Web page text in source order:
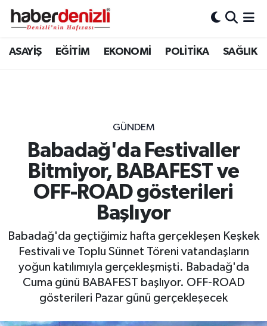
ASAYİŞ EĞİTİM EKONOMİ POLİTİKA SAĞLIK
GÜNDEM
Babadağ'da Festivaller
Bitmiyor, BABAFEST ve
OFF-ROAD gösterileri
Başlıyor
Babadağ'da geçtiğimiz hafta gerçekleşen Keşkek
Festivali ve Toplu Sünnet Töreni vatandaşların
yoğun katılımıyla gerçekleşmişti. Babadağ'da
Cuma günü BABAFEST başlıyor. OFF-ROAD
gösterileri Pazar günü gerçekleşecek
Denizli Nöbetçi Eczaneler
Tüm Manşetler
Son Dakika Haberleri